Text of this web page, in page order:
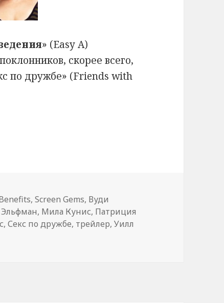
» (Easy A)
скорее всего,
по дружбе» (Friends with
по дружбе» (Friends with Benefits)
,Screen Gems, Вуди
, Мила Кунис, Патриция
,Секс по дружбе, трейлер,Уилл